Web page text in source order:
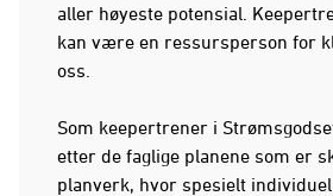
aller høyeste potensial.
kan være en ressursperson for
oss.
Som keepertrener i
etter de faglige planene som er
planverk, hvor spesielt